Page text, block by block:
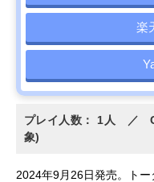
楽
プレイ人数： 1人 ／
象)
2024年9月26日発売。ト